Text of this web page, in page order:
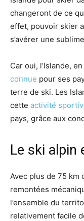
changeront de ce
effet, pouvoir skier
s’avérer une
Car oui, l’Islande,
connue pour ses
terre de ski. Les
cette activité
pays, grâce aux
Le ski alpin
Avec plus de 75 km
remontées
l’ensemble du
relativement facile